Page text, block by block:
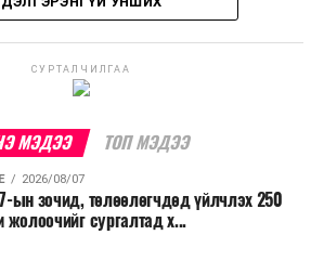
СУРТАЛЧИЛГАА
МЭДЭЭ ТОП МЭДЭЭ
2026/08/07
ын зочид, төлөөлөгчдөд үйлчлэх 250
жолоочийг сургалтад х...